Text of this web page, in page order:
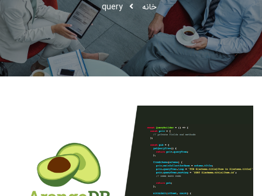
خانه query